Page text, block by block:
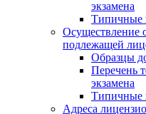
экзамена
Типичные
Осуществление
подлежащей
Образцы
Перечень
экзамена
Типичные
Адреса